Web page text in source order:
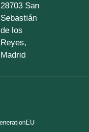
28703 San
Sebastián
de los
Reyes,
Madrid